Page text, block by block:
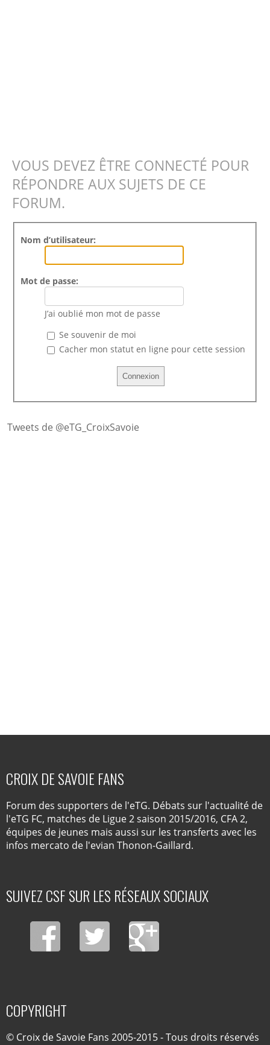
VOUS DEVEZ ÊTRE CONNECTÉ POUR
RÉPONDRE AUX SUJETS DE CE
FORUM.
Nom d’utilisateur:
Mot de passe:
J’ai oublié mon mot de passe
Se souvenir de moi
Cacher mon statut en ligne pour cette session
Tweets de @eTG_CroixSavoie
CROIX DE SAVOIE FANS
Forum des supporters de l'eTG. Débats sur l'actualité de
l'eTG FC, matches de Ligue 2 saison 2015/2016, CFA 2,
équipes de jeunes mais aussi sur les transferts avec les
infos mercato de l'evian Thonon-Gaillard.
SUIVEZ CSF SUR LES RÉSEAUX SOCIAUX
COPYRIGHT
© Croix de Savoie Fans 2005-2015 - Tous droits réservés